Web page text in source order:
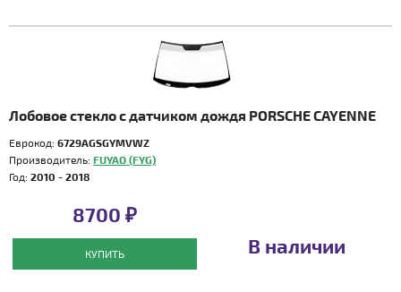
Лобовое стекло с датчиком дождя PORSCHE CAYENNE
Еврокод: 6729AGSGYMVWZ
Производитель: FUYAO (FYG)
Год: 2010 - 2018
8700 ₽
КУПИТЬ В наличии